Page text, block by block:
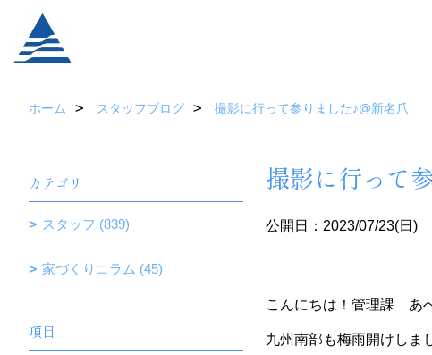
ホーム スタッフブログ 撮影に行って参りました♪@新名爪
撮影に行って
公開日：2023/07/23(日)
こんにちは！管理課 あ
九州南部も梅雨開けしま
カテゴリ
スタッフ (839)
家づくりコラム (45)
項目